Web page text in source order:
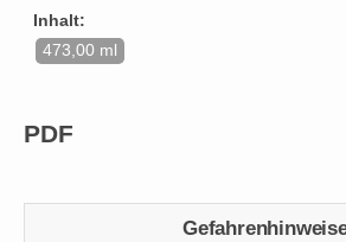
Inhalt:
473,00 ml
PDF